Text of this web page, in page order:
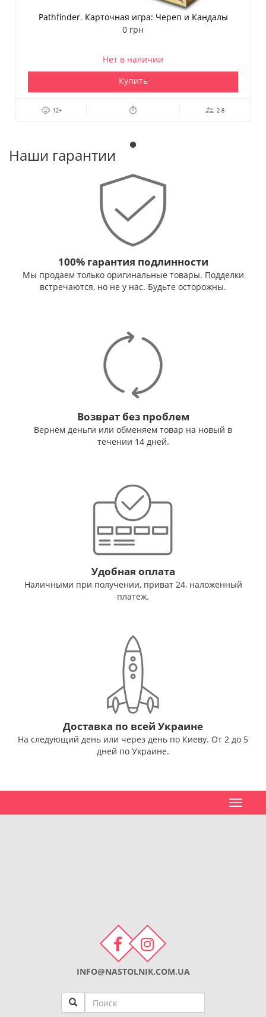
Pathfinder. Карточная игра: Череп и Кандалы
0 грн
Нет в наличии
Купить
12+ 2-8
Наши гарантии
100% гарантия подлинности
Мы продаем только оригинальные товары. Подделки
встречаются, но не у нас. Будьте осторожны.
Возврат без проблем
Вернём деньги или обменяем товар на новый в
течении 14 дней.
Удобная оплата
Наличными при получении, приват 24, наложенный
платеж.
Доставка по всей Украине
На следующий день или через день по Киеву. От 2 до 5
дней по Украине.
Toggle
INFO@NASTOLNIK.COM.UA